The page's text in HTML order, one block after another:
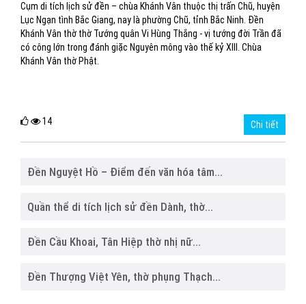
Cụm di tích lịch sử đền – chùa Khánh Vân thuộc thị trấn Chũ, huyện
Lục Ngạn tình Bắc Giang, nay là phường Chũ, tỉnh Bắc Ninh. Đền
Khánh Vân thờ thờ Tướng quân Vi Hùng Thắng - vị tướng đời Trần đã
có công lớn trong đánh giặc Nguyên mông vào thế kỷ XIII. Chùa
Khánh Vân thờ Phật.
14 Chi tiết
Đền Nguyệt Hồ – Điểm đến văn hóa tâm...
Quần thể di tích lịch sử đền Dành, thờ...
Đền Cầu Khoai, Tân Hiệp thờ nhị nữ...
Đền Thượng Việt Yên, thờ phụng Thạch...